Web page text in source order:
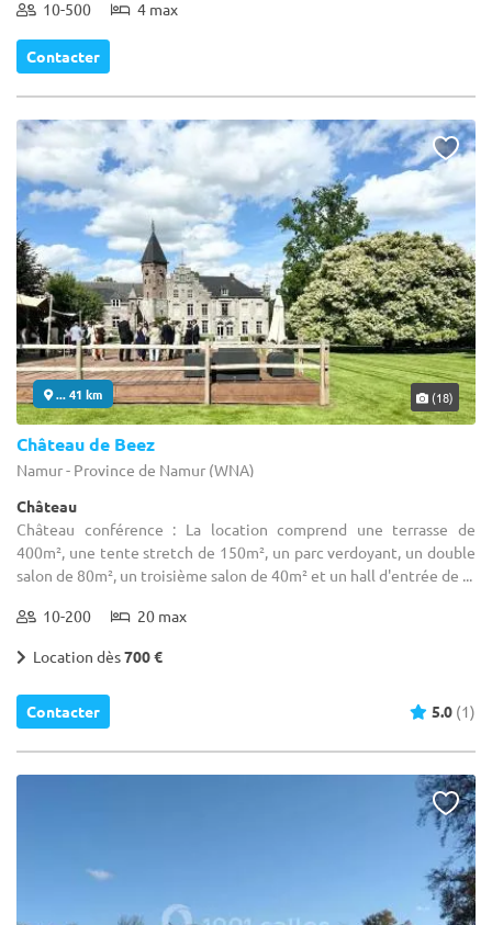
10-500 4 max
Contacter
... 41 km (18)
Château de Beez
Namur - Province de Namur (WNA)
Château
Château conférence : La location comprend une terrasse de
400m², une tente stretch de 150m², un parc verdoyant, un double
salon de 80m², un troisième salon de 40m² et un hall d'entrée de ...
10-200 20 max
Location dès700 €
Contacter 5.0 (1)